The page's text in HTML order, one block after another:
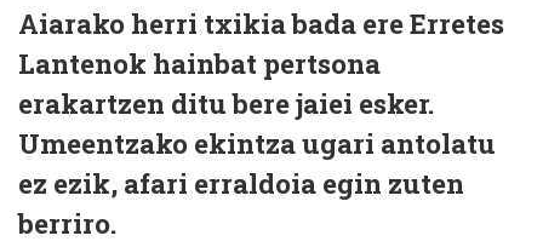
Aiarako herri txikia bada ere Erretes
Lantenok hainbat pertsona
erakartzen ditu bere jaiei esker.
Umeentzako ekintza ugari antolatu
ez ezik, afari erraldoia egin zuten
berriro.